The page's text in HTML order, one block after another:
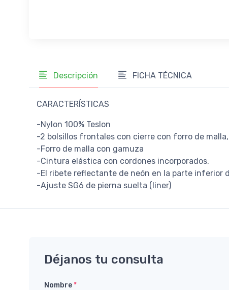
Descripción FICHA TÉCNICA
CARACTERÍSTICAS
-Nylon 100% Teslon
-2 bolsillos frontales con cierre con forro de
-Forro de malla con gamuza
-Cintura elástica con cordones incorporados.
-El ribete reflectante de neón en la parte inferior
-Ajuste SG6 de pierna suelta (liner)
Déjanos tu consulta
Nombre*